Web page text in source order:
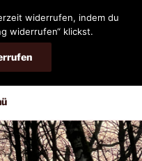
widerrufen, indem du
widerrufen“ klickst.